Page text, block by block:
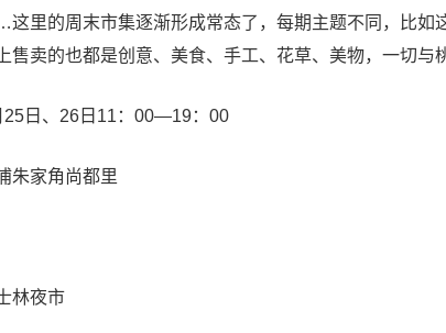
里的周末市集逐渐形成常态了，每期主题不同，比如
售卖的也都是创意、美食、手工、花草、美物，一切与
日、26日11：00—19：00
家角尚都里
夜市